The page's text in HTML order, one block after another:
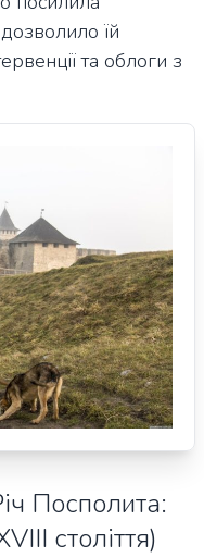
їй
та облоги з
Посполита:
століття)